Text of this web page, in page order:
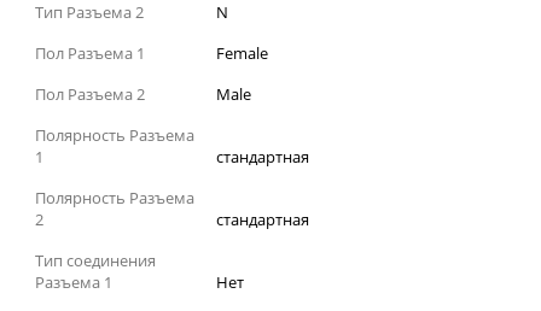
Тип Разъема 2
N
Пол Разъема 1
Female
Пол Разъема 2
Male
Полярность Разъема
1
стандартная
Полярность Разъема
2
стандартная
Тип соединения
Разъема 1
Нет